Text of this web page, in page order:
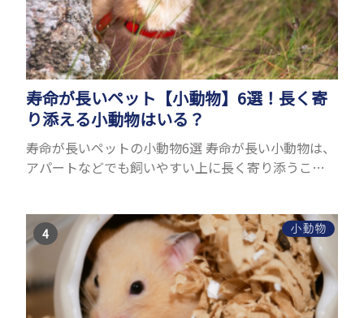
寿命が長いペット【小動物】6選！長く寄
り添える小動物はいる？
寿命が長いペットの小動物6選 寿命が長い小動物は、
アパートなどでも飼いやすい上に長く寄り添うこと
育のポイ...
小動物